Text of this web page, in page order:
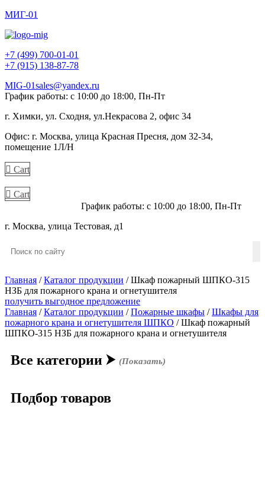
МИГ-01
+7 (499) 700-01-01
+7 (915) 138-87-78
MIG-01sales@yandex.ru
График работы: с 10:00 до 18:00, Пн-Пт
г. Химки, ул. Сходня, ул.Некрасова 2, офис 34
Офис: г. Москва, улица Красная Пресня, дом 32-34,
помещение 1Л/Н
Cart
Cart
График работы: с 10:00 до 18:00, Пн-Пт
г. Москва, улица Тестовая, д1
Главная /Каталог продукции /Шкаф пожарный ШПКО-315
НЗБ для пожарного крана и огнетушителя
получить выгодное предложение
Главная /Каталог продукции /Пожарные шкафы /Шкафы для
пожарного крана и огнетушителя ШПКО / Шкаф пожарный
ШПКО-315 НЗБ для пожарного крана и огнетушителя
Все категории ⮞ (Показать)
Подбор товаров